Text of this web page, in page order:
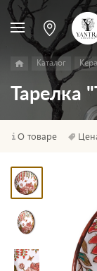
Каталог
Тарелка
О товаре